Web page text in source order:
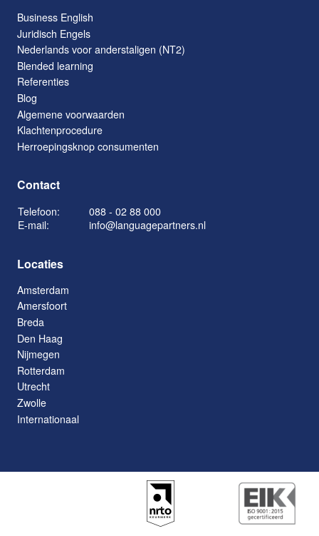
Business English
Juridisch Engels
Nederlands voor anderstaligen (NT2)
Blended learning
Referenties
Blog
Algemene voorwaarden
Klachtenprocedure
Herroepingsknop consumenten
Contact
Telefoon:
088 - 02 88 000
E-mail:
info@languagepartners.nl
Locaties
Amsterdam
Amersfoort
Breda
Den Haag
Nijmegen
Rotterdam
Utrecht
Zwolle
Internationaal